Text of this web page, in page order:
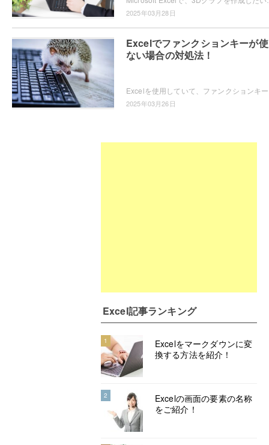
2025年03月28日
Excelでファンクションキーが
ない場合の対処法！
2025年03月26日
Excel記事ランキング
1
Excelをマークダウンに変
換する方法を紹介！
2
Excelの画面の要素の名称
をご紹介！